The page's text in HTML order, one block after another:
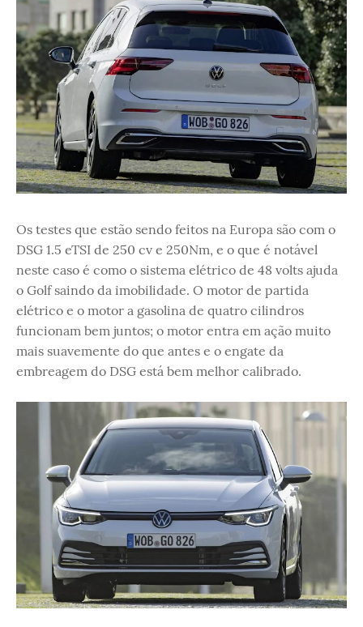
Os testes que estão sendo feitos na Europa são com o
DSG 1.5 eTSI de 250 cv e 250Nm, e o que é notável
neste caso é como o sistema elétrico de 48 volts ajuda
o Golf saindo da imobilidade. O motor de partida
elétrico e o motor a gasolina de quatro cilindros
funcionam bem juntos; o motor entra em ação muito
mais suavemente do que antes e o engate da
embreagem do DSG está bem melhor calibrado.